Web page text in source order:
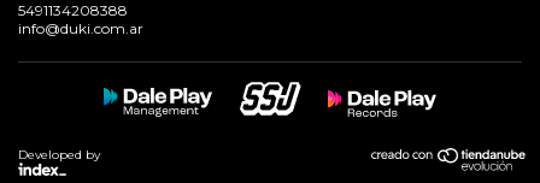
5491134208388
info@duki.com.ar
Developed by